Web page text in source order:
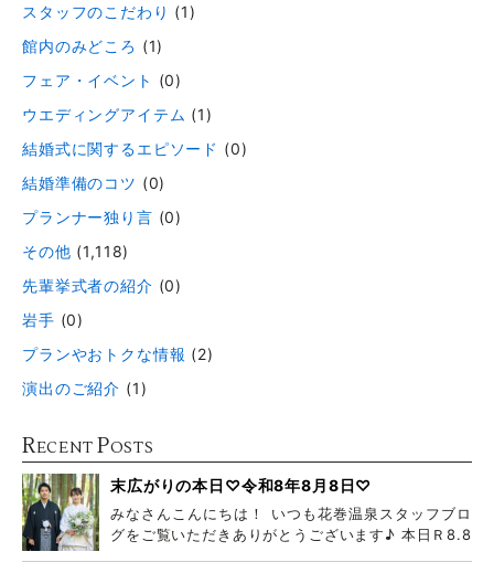
スタッフのこだわり (1)
館内のみどころ (1)
フェア・イベント (0)
ウエディングアイテム (1)
結婚式に関するエピソード (0)
結婚準備のコツ (0)
プランナー独り言 (0)
その他 (1,118)
先輩挙式者の紹介 (0)
岩手 (0)
プランやおトクな情報 (2)
演出のご紹介 (1)
RECENT POSTS
末広がりの本日♡令和8年8月8日♡
みなさんこんにちは！ いつも花巻温泉スタッフブロ
グをご覧いただきありがとうございます♪ 本日Ｒ8.8